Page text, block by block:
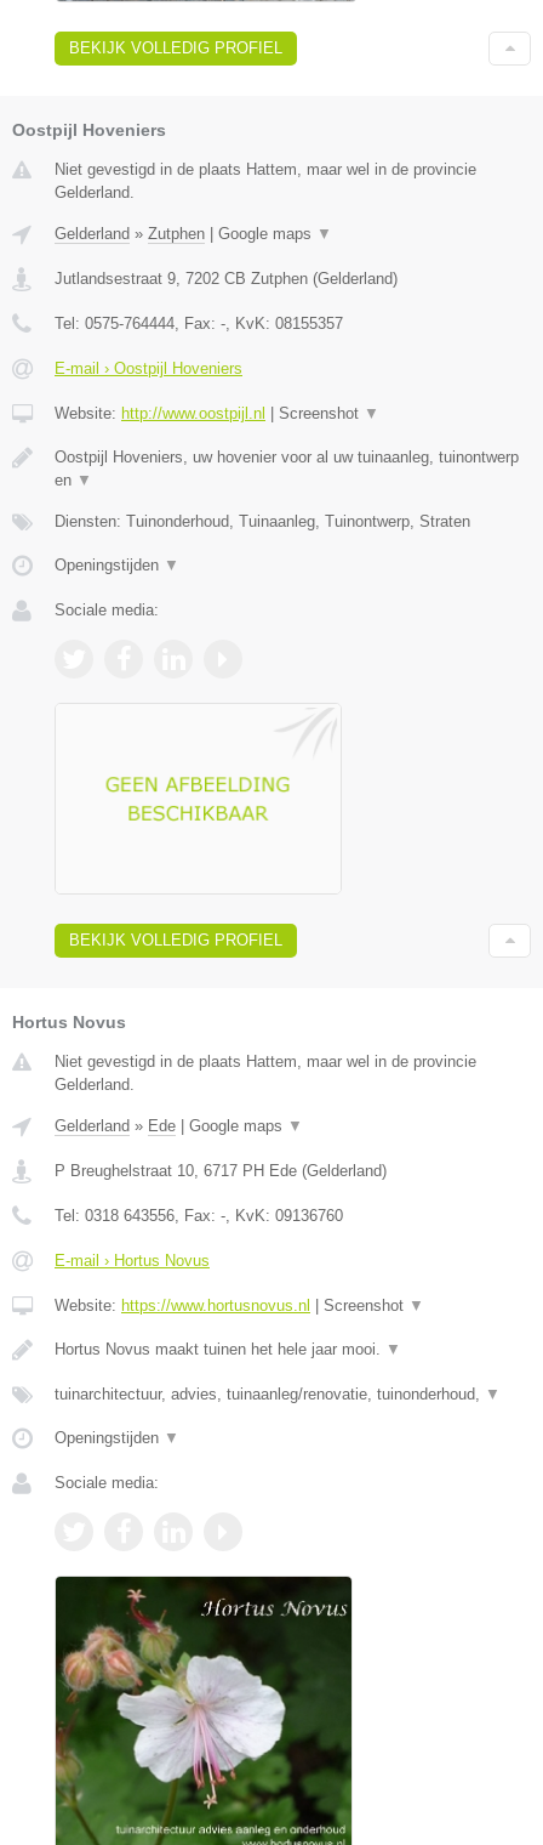
BEKIJK VOLLEDIG PROFIEL
Oostpijl Hoveniers
Niet gevestigd in de plaats Hattem, maar wel in de provincie
Gelderland.
Gelderland » Zutphen Google maps ▼
Jutlandsestraat 9 7202 CB Zutphen (Gelderland)
Tel: 0575-764444 , Fax: - , KvK: 08155357
E-mail › Oostpijl Hoveniers
Website: http://www.oostpijl.nl Screenshot ▼
Oostpijl Hoveniers, uw hovenier voor al uw tuinaanleg, tuinontwerp
en ▼
Diensten: Tuinonderhoud, Tuinaanleg, Tuinontwerp, Straten
Openingstijden ▼
Sociale media:
BEKIJK VOLLEDIG PROFIEL
Hortus Novus
Niet gevestigd in de plaats Hattem, maar wel in de provincie
Gelderland.
Gelderland » Ede Google maps ▼
P Breughelstraat 10, 6717 PH Ede (Gelderland)
Tel: 0318 643556, Fax: -, KvK: 09136760
E-mail › Hortus Novus
Website: https://www.hortusnovus.nl Screenshot ▼
Hortus Novus maakt tuinen het hele jaar mooi. ▼
tuinarchitectuur, advies, tuinaanleg/renovatie, tuinonderhoud, ▼
Openingstijden ▼
Sociale media: